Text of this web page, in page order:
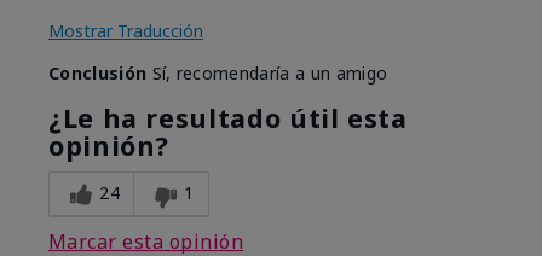
Mostrar Traducción
Conclusión Sí, recomendaría a un amigo
¿Le ha resultado útil esta
opinión?
24 1
Marcar esta opinión